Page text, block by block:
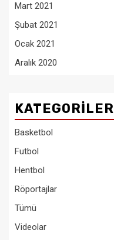
Mart 2021
Şubat 2021
Ocak 2021
Aralık 2020
KATEGORILER
Basketbol
Futbol
Hentbol
Röportajlar
Tümü
Videolar